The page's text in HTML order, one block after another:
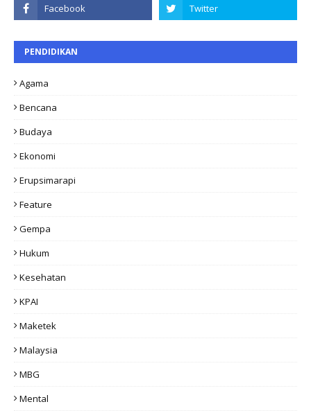
PENDIDIKAN
Agama
Bencana
Budaya
Ekonomi
Erupsimarapi
Feature
Gempa
Hukum
Kesehatan
KPAI
Maketek
Malaysia
MBG
Mental